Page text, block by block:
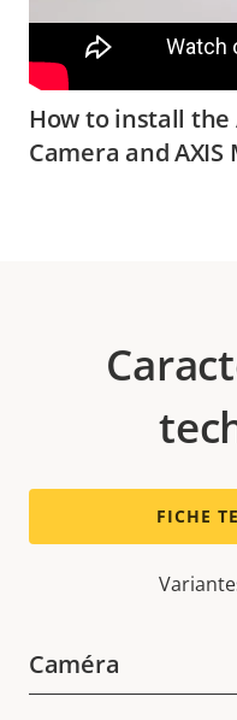
How to install the
Camera and AXIS
FICHE
Caméra